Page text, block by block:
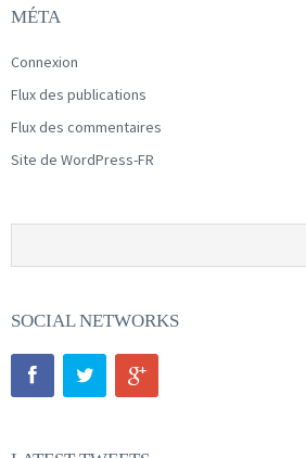
MÉTA
Connexion
Flux des publications
Flux des commentaires
Site de WordPress-FR
SOCIAL NETWORKS